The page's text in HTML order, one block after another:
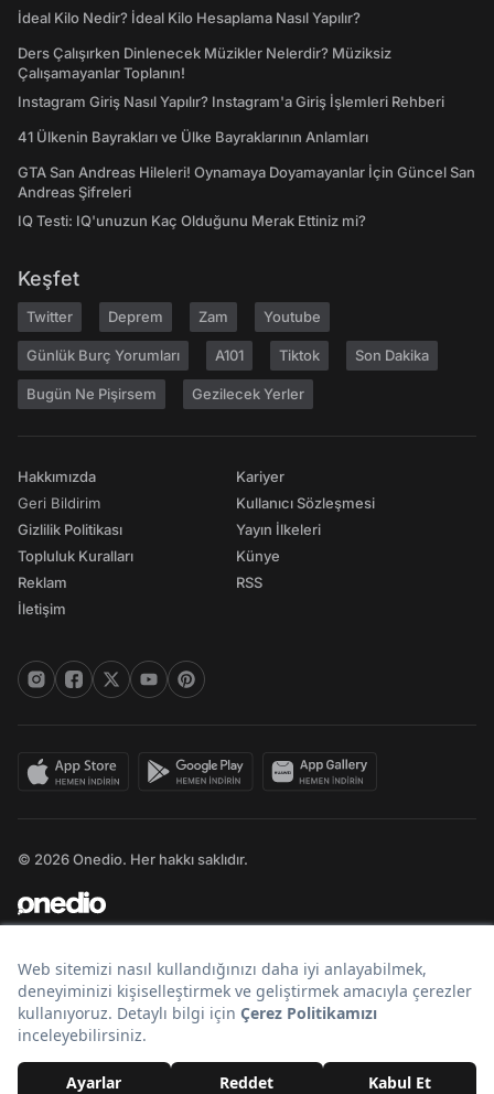
İdeal Kilo Nedir? İdeal Kilo Hesaplama Nasıl Yapılır?
Ders Çalışırken Dinlenecek Müzikler Nelerdir? Müziksiz
Çalışamayanlar Toplanın!
Instagram Giriş Nasıl Yapılır? Instagram'a Giriş İşlemleri Rehberi
41 Ülkenin Bayrakları ve Ülke Bayraklarının Anlamları
GTA San Andreas Hileleri! Oynamaya Doyamayanlar İçin Güncel San
Andreas Şifreleri
IQ Testi: IQ'unuzun Kaç Olduğunu Merak Ettiniz mi?
Keşfet
Twitter Deprem Zam Youtube
Günlük Burç Yorumları A101 Tiktok Son Dakika
Bugün Ne Pişirsem Gezilecek Yerler
Hakkımızda
Geri Bildirim
Gizlilik Politikası
Topluluk Kuralları
Reklam
İletişim
Kariyer
Kullanıcı Sözleşmesi
Yayın İlkeleri
Künye
RSS
© 2026 Onedio. Her hakkı saklıdır.
Bir markasıdır.